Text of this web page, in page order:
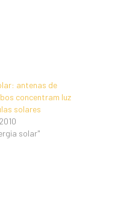
antenas de
concentram luz
solares
solar"